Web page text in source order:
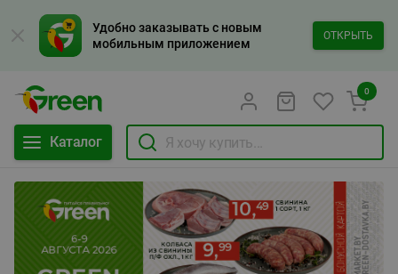
Удобно заказывать с новым
мобильным приложением
ОТКРЫТЬ
Каталог
0